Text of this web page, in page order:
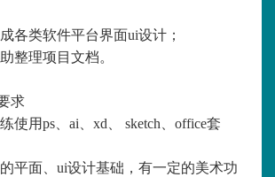
各类软件平台界面ui设计；
整理项目文档。
求
使用ps、ai、xd、 sketch、office套
平面、ui设计基础，有一定的美术功